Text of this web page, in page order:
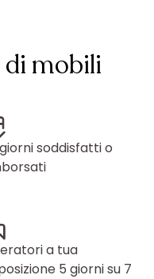
di mobili
soddisfatti o
a tua
5 giorni su 7